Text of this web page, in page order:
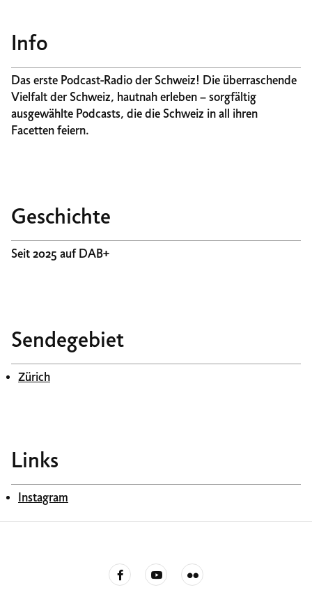
Info
Das erste Podcast-Radio der Schweiz! Die überraschende
Vielfalt der Schweiz, hautnah erleben – sorgfältig
ausgewählte Podcasts, die die Schweiz in all ihren
Facetten feiern.
Geschichte
Seit 2025 auf DAB+
Sendegebiet
Zürich
Links
Instagram